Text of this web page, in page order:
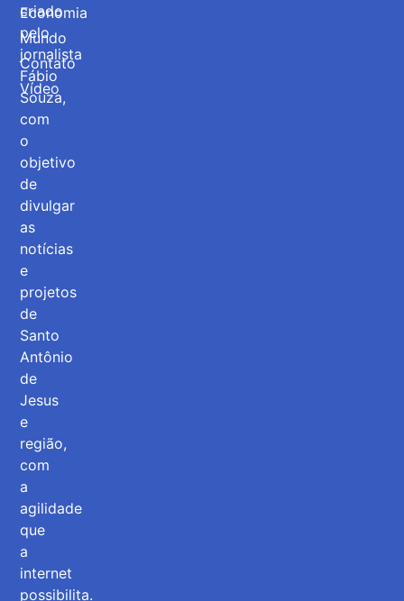
criado
pelo
jornalista
Fábio
Souza,
com
o
objetivo
de
divulgar
as
notícias
e
projetos
de
Santo
Antônio
de
Jesus
e
região,
com
a
agilidade
que
a
internet
possibilita.
Economia
Mundo
Contato
Vídeo